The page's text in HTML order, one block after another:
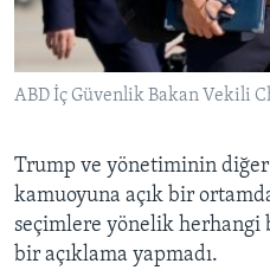
ABD İç Güvenlik Bakan Vekili
Trump ve yönetiminin
kamuoyuna açık bir
seçimlere yönelik herhangi
bir açıklama yapmadı.